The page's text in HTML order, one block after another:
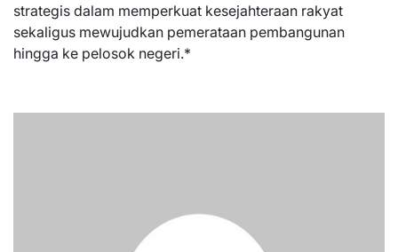
strategis dalam memperkuat kesejahteraan rakyat
sekaligus mewujudkan pemerataan pembangunan
hingga ke pelosok negeri.*